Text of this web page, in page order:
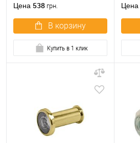
Цена 538 грн.
В корзину
Купить в 1 клик
Цена